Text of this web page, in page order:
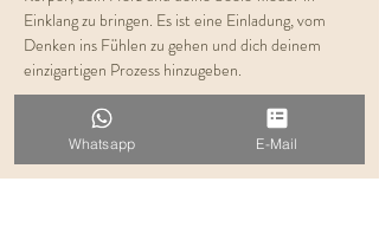
Einklang zu bringen. Es ist eine Einladung, vom
Denken ins Fühlen zu gehen und dich deinem
einzigartigen Prozess hinzugeben.
ca. 2 Std.
Kosten: € 60,-
Whatsapp E-Mail